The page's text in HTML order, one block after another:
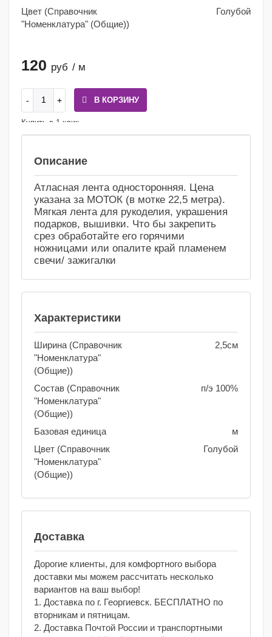
Цвет (Справочник
"Номенклатура" (Общие))
Голубой
120 руб / м
В КОРЗИНУ
Купить в 1 клик
Описание
Атласная лента односторонняя. Цена
указана за МОТОК (в мотке 22,5 метра).
Мягкая лента для рукоделия, украшения
подарков, вышивки. Что бы закрепить
срез обработайте его горячими
ножницами или опалите край пламенем
свечи/ зажигалки
Характеристики
Ширина (Справочник
"Номенклатура"
(Общие))
2,5см
Состав (Справочник
"Номенклатура"
(Общие))
п/э 100%
Базовая единица
м
Цвет (Справочник
"Номенклатура"
(Общие))
Голубой
Доставка
Дорогие клиенты, для комфортного выбора
доставки мы можем рассчитать несколько
вариантов на ваш выбор!
1. Доставка по г. Георгиевск. БЕСПЛАТНО по
вторникам и пятницам.
2. Доставка Почтой России и транспортными